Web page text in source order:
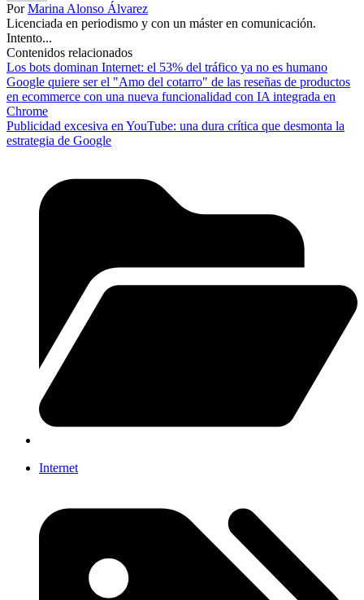
PorMarina Alonso Álvarez
Licenciada en periodismo y con un máster en comunicación.
Intento...
Contenidos relacionados
Los bots dominan Internet: el 53% del tráfico ya no es humano
Google quiere ser el "Amo del cotarro" de las reseñas de productos
en ecommerce con una nueva funcionalidad con IA integrada en
Chrome
Publicidad excesiva en YouTube: una dura crítica que desmonta la
estrategia de Google
Internet